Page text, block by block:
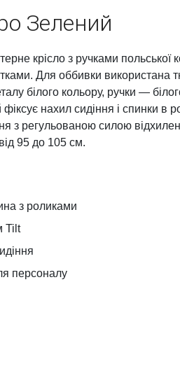
Зелений
крісло з ручками польської
Для оббивки використана
білого кольору, ручки —
нахил сидіння і спинки в
з регульованою силою
95 до 105 см.
з роликами
Tilt
персоналу